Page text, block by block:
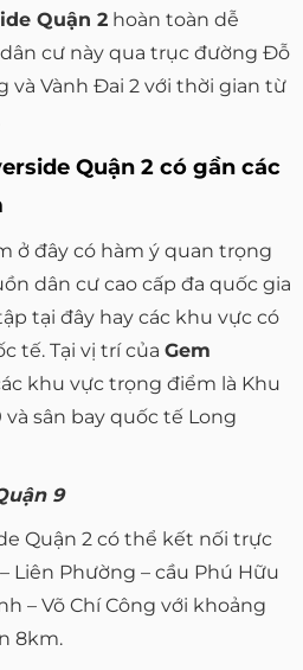
Quận 2 hoàn toàn dễ
cư này qua trục đường Đỗ
và Vành Đai 2 với thời gian từ
Quận 2 có gần các
ở đây có hàm ý quan trọng
dân cư cao cấp đa quốc gia
tại đây hay các khu vực có
tế. Tại vị trí của Gem
khu vực trọng điểm là Khu
sân bay quốc tế Long
9
Quận 2 có thể kết nối trực
Liên Phường – cầu Phú Hữu
– Võ Chí Công với khoảng
8km.